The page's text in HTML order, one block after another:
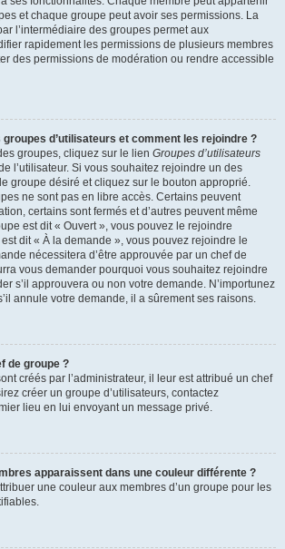
et chaque groupe peut avoir ses permissions. La
l’intermédiaire des groupes permet aux
rapidement les permissions de plusieurs membres
des permissions de modération ou rendre accessible
d’utilisateurs et comment les rejoindre ?
groupes, cliquez sur le lien Groupes d’utilisateurs
l’utilisateur. Si vous souhaitez rejoindre un des
groupe désiré et cliquez sur le bouton approprié.
ne sont pas en libre accès. Certains peuvent
certains sont fermés et d’autres peuvent même
est dit « Ouvert », vous pouvez le rejoindre
dit « À la demande », vous pouvez rejoindre le
nécessitera d’être approuvée par un chef de
vous demander pourquoi vous souhaitez rejoindre
s’il approuvera ou non votre demande. N’importunez
annule votre demande, il a sûrement ses raisons.
de groupe ?
créés par l’administrateur, il leur est attribué un chef
créer un groupe d’utilisateurs, contactez
lieu en lui envoyant un message privé.
apparaissent dans une couleur différente ?
une couleur aux membres d’un groupe pour les